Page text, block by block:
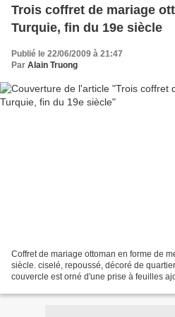
Trois coffret de mariage
Turquie, fin du 19e siècle
Publié le 22/06/2009 à 21:47
Par Alain Truong
Coffret de mariage ottoman en forme de
siècle. ciselé, repoussé, décoré de
couvercle est orné d'une prise à feuilles